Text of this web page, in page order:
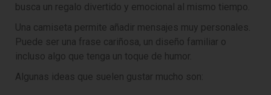
busca un regalo divertido y emocional al mismo tiempo.
Una camiseta permite añadir mensajes muy personales.
Puede ser una frase cariñosa, un diseño familiar o
incluso algo que tenga un toque de humor.
Algunas ideas que suelen gustar mucho son: